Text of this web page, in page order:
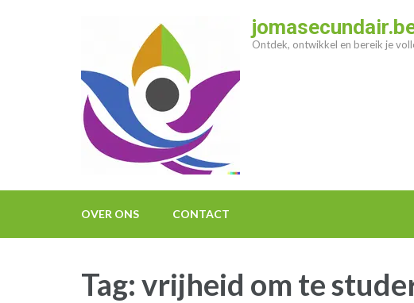
Ontdek, ontwikkel en bereik je
OVER ONS CONTACT
Tag:vrijheid om te